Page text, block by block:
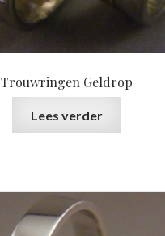
Trouwringen Geldrop
Lees verder